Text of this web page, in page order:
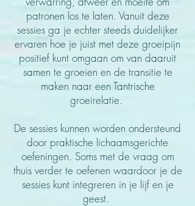
patronen los te laten. Vanuit deze
sessies ga je echter steeds duidelijker
ervaren hoe je juist met deze groeipijn
positief kunt omgaan om van daaruit
samen te groeien en de transitie te
maken naar een Tantrische
groeirelatie.
De sessies kunnen worden ondersteund
door praktische lichaamsgerichte
oefeningen. Soms met de vraag om
thuis verder te oefenen waardoor je de
sessies kunt integreren in je lijf en je
geest.